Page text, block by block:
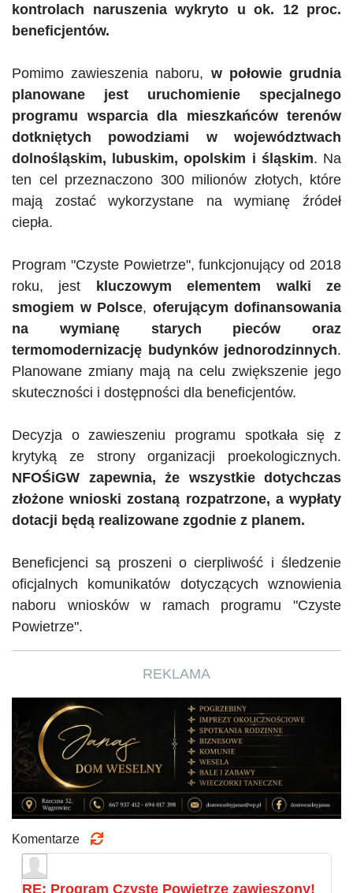
kontrolach naruszenia wykryto u ok. 12 proc.
beneficjentów.
Pomimo zawieszenia naboru, w połowie grudnia
planowane jest uruchomienie specjalnego
programu wsparcia dla mieszkańców terenów
dotkniętych powodziami w województwach
dolnośląskim, lubuskim, opolskim i śląskim. Na
ten cel przeznaczono 300 milionów złotych, które
mają zostać wykorzystane na wymianę źródeł
ciepła.
Program "Czyste Powietrze", funkcjonujący od 2018
roku, jest kluczowym elementem walki ze
smogiem w Polsce, oferującym dofinansowania
na wymianę starych pieców oraz
termomodernizację budynków jednorodzinnych.
Planowane zmiany mają na celu zwiększenie jego
skuteczności i dostępności dla beneficjentów.
Decyzja o zawieszeniu programu spotkała się z
krytyką ze strony organizacji proekologicznych.
NFOŚiGW zapewnia, że wszystkie dotychczas
złożone wnioski zostaną rozpatrzone, a wypłaty
dotacji będą realizowane zgodnie z planem.
Beneficjenci są proszeni o cierpliwość i śledzenie
oficjalnych komunikatów dotyczących wznowienia
naboru wniosków w ramach programu "Czyste
Powietrze".
REKLAMA
Komentarze
RE: Program Czyste Powietrze zawieszony!